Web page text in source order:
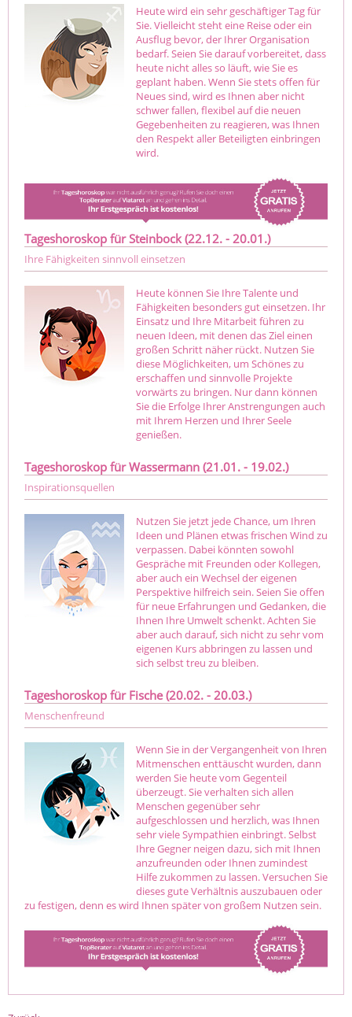
Heute wird ein sehr geschäftiger Tag für
Sie. Vielleicht steht eine Reise oder ein
Ausflug bevor, der Ihrer Organisation
bedarf. Seien Sie darauf vorbereitet, dass
heute nicht alles so läuft, wie Sie es
geplant haben. Wenn Sie stets offen für
Neues sind, wird es Ihnen aber nicht
schwer fallen, flexibel auf die neuen
Gegebenheiten zu reagieren, was Ihnen
den Respekt aller Beteiligten einbringen
wird.
Tageshoroskop für Steinbock (22.12. - 20.01.)
Ihre Fähigkeiten sinnvoll einsetzen
Heute können Sie Ihre Talente und
Fähigkeiten besonders gut einsetzen. Ihr
Einsatz und Ihre Mitarbeit führen zu
neuen Ideen, mit denen das Ziel einen
großen Schritt näher rückt. Nutzen Sie
diese Möglichkeiten, um Schönes zu
erschaffen und sinnvolle Projekte
vorwärts zu bringen. Nur dann können
Sie die Erfolge Ihrer Anstrengungen auch
mit Ihrem Herzen und Ihrer Seele
genießen.
Tageshoroskop für Wassermann (21.01. - 19.02.)
Inspirationsquellen
Nutzen Sie jetzt jede Chance, um Ihren
Ideen und Plänen etwas frischen Wind zu
verpassen. Dabei könnten sowohl
Gespräche mit Freunden oder Kollegen,
aber auch ein Wechsel der eigenen
Perspektive hilfreich sein. Seien Sie offen
für neue Erfahrungen und Gedanken, die
Ihnen Ihre Umwelt schenkt. Achten Sie
aber auch darauf, sich nicht zu sehr vom
eigenen Kurs abbringen zu lassen und
sich selbst treu zu bleiben.
Tageshoroskop für Fische (20.02. - 20.03.)
Menschenfreund
Wenn Sie in der Vergangenheit von Ihren
Mitmenschen enttäuscht wurden, dann
werden Sie heute vom Gegenteil
überzeugt. Sie verhalten sich allen
Menschen gegenüber sehr
aufgeschlossen und herzlich, was Ihnen
sehr viele Sympathien einbringt. Selbst
Ihre Gegner neigen dazu, sich mit Ihnen
anzufreunden oder Ihnen zumindest
Hilfe zukommen zu lassen. Versuchen Sie
dieses gute Verhältnis auszubauen oder
zu festigen, denn es wird Ihnen später von großem Nutzen sein.